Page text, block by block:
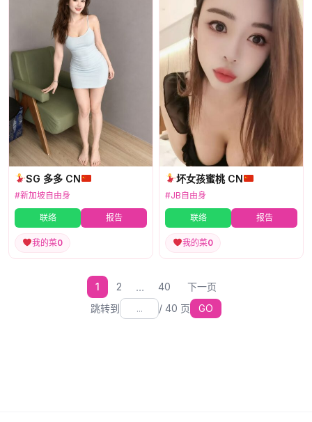
SG 多多 CN
#新加坡自由身
联络 报告
我的菜0
坏女孩蜜桃 CN
#JB自由身
联络 报告
我的菜0
1 2 ... 40
下一页
跳转到
/ 40 页 GO